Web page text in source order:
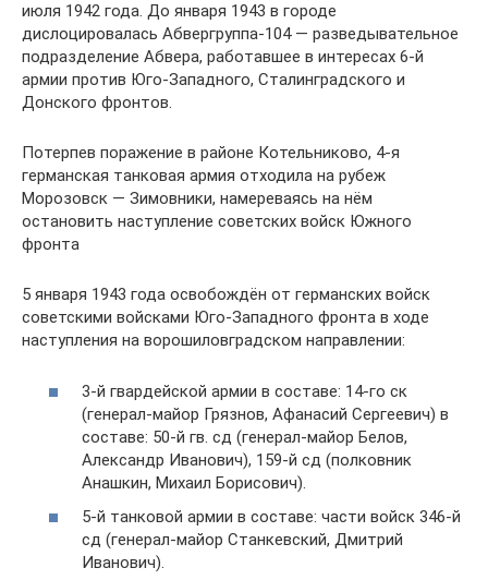
июля 1942 года. До января 1943 в городе
дислоцировалась Абвергруппа-104 — разведывательное
подразделение Абвера, работавшее в интересах 6-й
армии против Юго-Западного, Сталинградского и
Донского фронтов.
Потерпев поражение в районе Котельниково, 4-я
германская танковая армия отходила на рубеж
Морозовск — Зимовники, намереваясь на нём
остановить наступление советских войск Южного
фронта
5 января 1943 года освобождён от германских войск
советскими войсками Юго-Западного фронта в ходе
наступления на ворошиловградском направлении:
3-й гвардейской армии в составе: 14-го ск
(генерал-майор Грязнов, Афанасий Сергеевич) в
составе: 50-й гв. сд (генерал-майор Белов,
Александр Иванович), 159-й сд (полковник
Анашкин, Михаил Борисович).
5-й танковой армии в составе: части войск 346-й
сд (генерал-майор Станкевский, Дмитрий
Иванович).